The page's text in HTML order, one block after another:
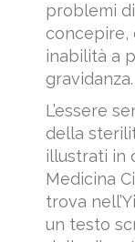
problemi
concepire,
inabilità a
gravidanza.
L’essere
della
illustrati in
Medicina
trova
un testo